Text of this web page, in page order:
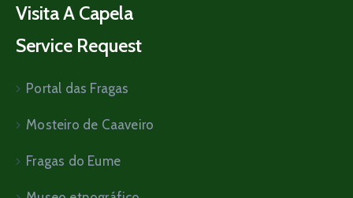
Visita A Capela
Service Request
Portal das Fragas
Mosteiro de Caaveiro
Fragas do Eume